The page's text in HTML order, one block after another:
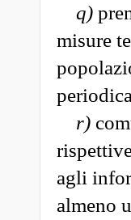
q)
misure
r)
agli
almeno